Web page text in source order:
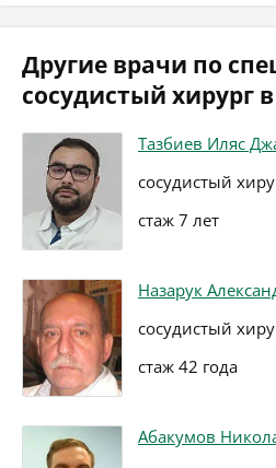
Другие врачи по
сосудистый хирург
Тазбиев Иляс
сосудистый
стаж 7 лет
Назарук
сосудистый
стаж 42 года
Абакумов